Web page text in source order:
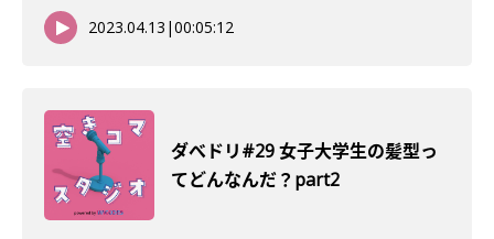
2023.04.13 |00:05:12
ダべドリ#29 女子大学生の髪型っ
てどんなんだ？part2